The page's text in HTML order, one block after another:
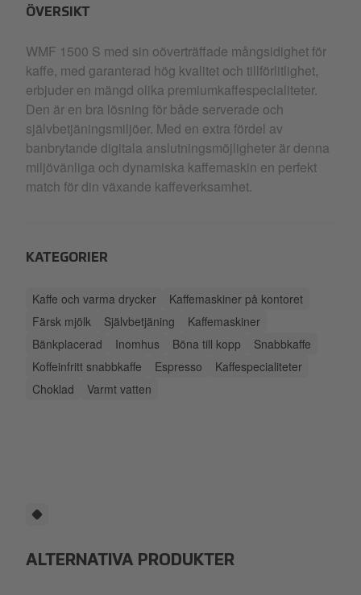
ÖVERSIKT
WMF 1500 S med sin oöverträffade mångsidighet för
kaffe, med garanterad hög kvalitet och tillförlitlighet,
erbjuder en mängd olika premiumkaffespecialiteter.
Den är en bra lösning för både serverade och
självbetjäningsmiljöer. Med en extra fördel av
banbrytande digitala anslutningsmöjligheter är denna
miljövänliga och dynamiska kaffemaskin en perfekt
match för din växande kaffeverksamhet.
KATEGORIER
Kaffe och varma drycker
Kaffemaskiner på kontoret
Färsk mjölk
Självbetjäning
Kaffemaskiner
Bänkplacerad
Inomhus Böna till kopp
Snabbkaffe
Koffeinfritt snabbkaffe
Espresso
Kaffespecialiteter
Choklad
Varmt vatten
ALTERNATIVA PRODUKTER